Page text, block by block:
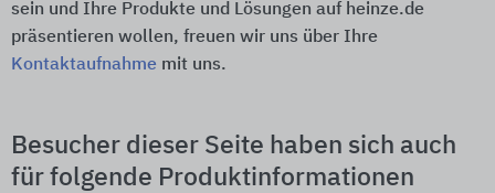
sein und Ihre Produkte und Lösungen auf heinze.de
präsentieren wollen, freuen wir uns über Ihre
Kontaktaufnahme mit uns.
Besucher dieser Seite haben sich auch
für folgende Produktinformationen